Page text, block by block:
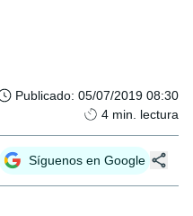
Publicado: 05/07/2019 08:30
4 min. lectura
Síguenos en Google